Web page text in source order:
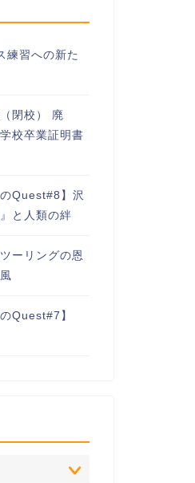
練習への新た
閉校） 廃
校卒業証明書
Quest#8】沢
と人類の絆
ーリングの恩
Quest#7】